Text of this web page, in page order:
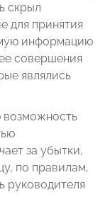
скрыл
для принятия
информацию
совершения
являлись
возможность
за убытки,
по правилам,
руководителя